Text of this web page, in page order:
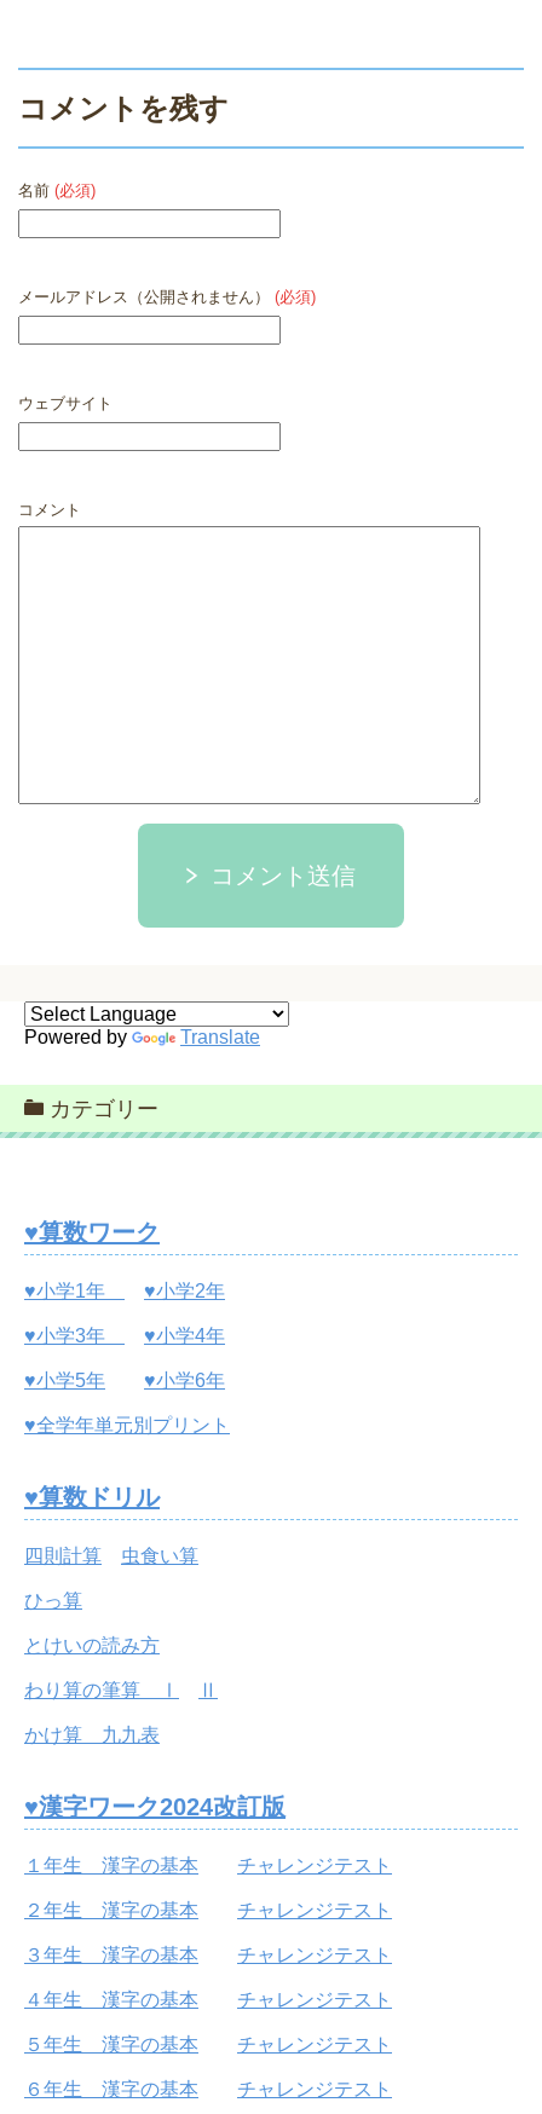
コメントを残す
名前 (必須)
メールアドレス（公開されません） (必須)
ウェブサイト
コメント
コメント送信
Powered by Translate
カテゴリー
♥算数ワーク
♥小学1年 ♥小学2年
♥小学3年 ♥小学4年
♥小学5年 ♥小学6年
♥全学年単元別プリント
♥算数ドリル
四則計算 虫食い算
ひっ算
とけいの読み方
わり算の筆算 Ⅰ Ⅱ
かけ算 九九表
♥漢字ワーク2024改訂版
１年生 漢字の基本 チャレンジテスト
２年生 漢字の基本 チャレンジテスト
３年生 漢字の基本 チャレンジテスト
４年生 漢字の基本 チャレンジテスト
５年生 漢字の基本 チャレンジテスト
６年生 漢字の基本 チャレンジテスト